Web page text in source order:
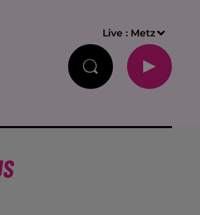
Live : Metz